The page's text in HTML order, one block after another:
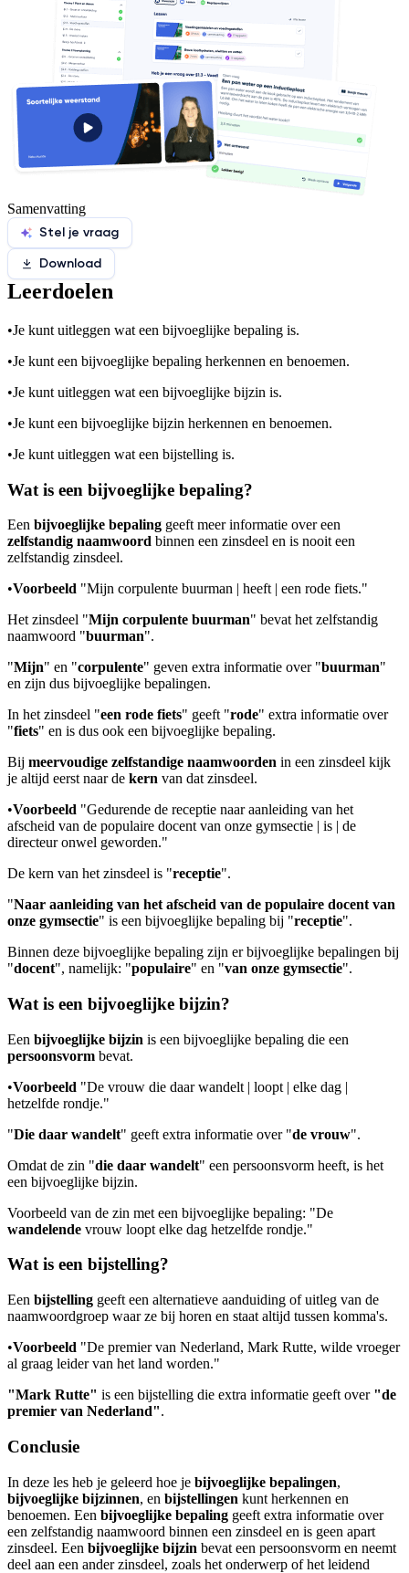
Samenvatting
Stel je vraag
Download
Leerdoelen
•Je kunt uitleggen wat een bijvoeglijke bepaling is.
•Je kunt een bijvoeglijke bepaling herkennen en benoemen.
•Je kunt uitleggen wat een bijvoeglijke bijzin is.
•Je kunt een bijvoeglijke bijzin herkennen en benoemen.
•Je kunt uitleggen wat een bijstelling is.
Wat is een bijvoeglijke bepaling?
Een bijvoeglijke bepaling geeft meer informatie over een
zelfstandig naamwoord binnen een zinsdeel en is nooit een
zelfstandig zinsdeel.
•Voorbeeld "Mijn corpulente buurman | heeft | een rode fiets."
Het zinsdeel "Mijn corpulente buurman" bevat het zelfstandig
naamwoord "buurman".
"Mijn" en "corpulente" geven extra informatie over "buurman"
en zijn dus bijvoeglijke bepalingen.
In het zinsdeel "een rode fiets" geeft "rode" extra informatie over
"fiets" en is dus ook een bijvoeglijke bepaling.
Bij meervoudige zelfstandige naamwoorden in een zinsdeel kijk
je altijd eerst naar de kern van dat zinsdeel.
•Voorbeeld "Gedurende de receptie naar aanleiding van het
afscheid van de populaire docent van onze gymsectie | is | de
directeur onwel geworden."
De kern van het zinsdeel is "receptie".
"Naar aanleiding van het afscheid van de populaire docent van
onze gymsectie" is een bijvoeglijke bepaling bij "receptie".
Binnen deze bijvoeglijke bepaling zijn er bijvoeglijke bepalingen bij
"docent", namelijk: "populaire" en "van onze gymsectie".
Wat is een bijvoeglijke bijzin?
Een bijvoeglijke bijzin is een bijvoeglijke bepaling die een
persoonsvorm bevat.
•Voorbeeld "De vrouw die daar wandelt | loopt | elke dag |
hetzelfde rondje."
"Die daar wandelt" geeft extra informatie over "de vrouw".
Omdat de zin "die daar wandelt" een persoonsvorm heeft, is het
een bijvoeglijke bijzin.
Voorbeeld van de zin met een bijvoeglijke bepaling: "De
wandelende vrouw loopt elke dag hetzelfde rondje."
Wat is een bijstelling?
Een bijstelling geeft een alternatieve aanduiding of uitleg van de
naamwoordgroep waar ze bij horen en staat altijd tussen komma's.
•Voorbeeld "De premier van Nederland, Mark Rutte, wilde vroeger
al graag leider van het land worden."
"Mark Rutte" is een bijstelling die extra informatie geeft over "de
premier van Nederland".
Conclusie
In deze les heb je geleerd hoe je bijvoeglijke bepalingen,
bijvoeglijke bijzinnen, en bijstellingen kunt herkennen en
benoemen. Een bijvoeglijke bepaling geeft extra informatie over
een zelfstandig naamwoord binnen een zinsdeel en is geen apart
zinsdeel. Een bijvoeglijke bijzin bevat een persoonsvorm en neemt
deel aan een ander zinsdeel, zoals het onderwerp of het leidend